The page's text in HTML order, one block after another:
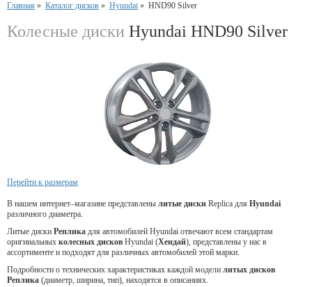
Главная » Каталог дисков » Hyundai » HND90 Silver
Колесные диски Hyundai HND90 Silver
Перейти к размерам
В нашем интернет–магазине представлены литые диски Replica для Hyundai
различного диаметра.
Литые диски Реплика для автомобилей Hyundai отвечают всем стандартам
оригинальных колесных дисков Hyundai (Хендай), представлены у нас в
ассортименте и подходят для различных автомобилей этой марки.
Подробности о технических характеристиках каждой модели литых дисков
Реплика (диаметр, ширина, тип), находятся в описаниях.